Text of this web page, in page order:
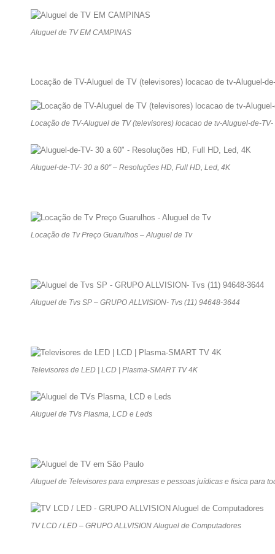
Aluguel de TV EM CAMPINAS
Locação de TV-Aluguel de TV (televisores) locacao de tv-Aluguel-
Locação de TV-Aluguel de TV (televisores) locacao de tv-Aluguel-de-
Aluguel-de-TV- 30 a 60″ – Resoluções HD, Full HD, Led, 4K
Locação de Tv Preço Guarulhos – Aluguel de Tv
Aluguel de Tvs SP – GRUPO ALLVISION- Tvs (11) 94648-3644
Televisores de LED | LCD | Plasma-SMART TV 4K
Aluguel de TVs Plasma, LCD e Leds
Aluguel de Televisores para empresas e pessoas juídicas e fisica para
TV LCD / LED – GRUPO ALLVISION Aluguel de Computadores